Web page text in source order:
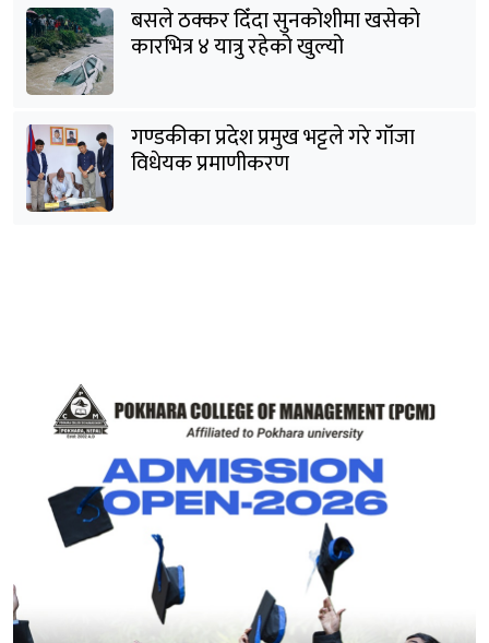
बसले ठक्कर दिँदा सुनकोशीमा खसेकाे
कारभित्र ४ यात्रु रहेको खुल्यो
गण्डकीका प्रदेश प्रमुख भट्टले गरे गाँजा
विधेयक प्रमाणीकरण